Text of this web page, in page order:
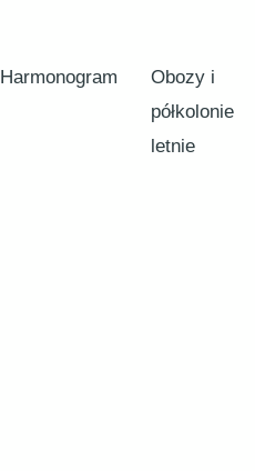
Harmonogram
Obozy i
półkolonie
letnie